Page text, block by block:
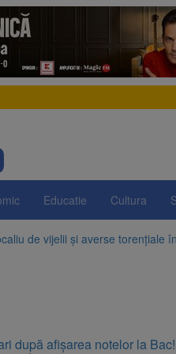
Educatie Cultura
de vijelii și averse torențiale
Victoria, reținut după ce și-ar fi
i-au condus pe polițiști la
platforma suspeND.ro pentru
după afișarea notelor la